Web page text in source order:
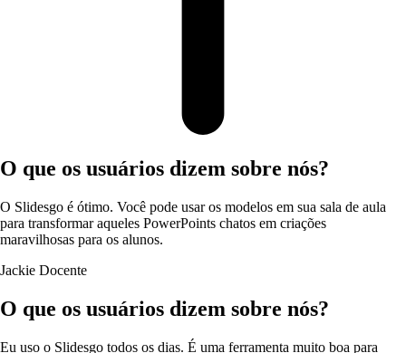
O que os usuários dizem sobre nós?
O Slidesgo é ótimo. Você pode usar os modelos em sua sala de aula
para transformar aqueles PowerPoints chatos em criações
maravilhosas para os alunos.
Jackie Docente
O que os usuários dizem sobre nós?
Eu uso o Slidesgo todos os dias. É uma ferramenta muito boa para